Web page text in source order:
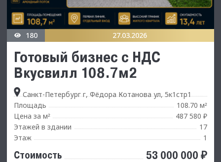
180 27.03.2026
Готовый бизнес с НДС
Вкусвилл 108.7м2
Санкт-Петербург г, Фёдора Котанова ул, 5к1стр1
Площадь
108.70 м²
Цена за м²
487 580 ₽
Этажей в здании
17
Этаж
1
Стоимость 53 000 000 ₽